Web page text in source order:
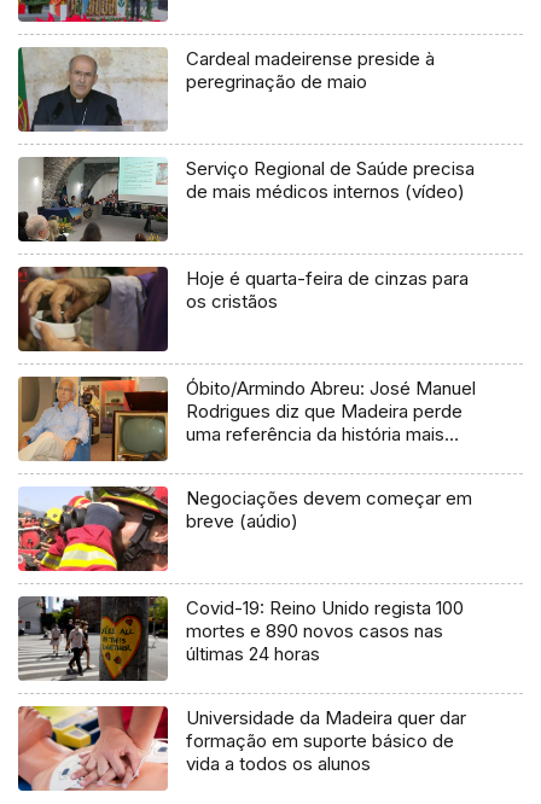
Cardeal madeirense preside à
peregrinação de maio
Serviço Regional de Saúde precisa
de mais médicos internos (vídeo)
Hoje é quarta-feira de cinzas para
os cristãos
Óbito/Armindo Abreu: José Manuel
Rodrigues diz que Madeira perde
uma referência da história mais
Negociações devem começar em
breve (aúdio)
Covid-19: Reino Unido regista 100
mortes e 890 novos casos nas
últimas 24 horas
Universidade da Madeira quer dar
formação em suporte básico de
vida a todos os alunos